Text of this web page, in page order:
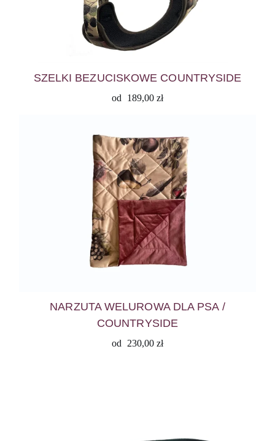
SZELKI BEZUCISKOWE COUNTRYSIDE
od 189,00 zł
NARZUTA WELUROWA DLA PSA /
COUNTRYSIDE
od 230,00 zł